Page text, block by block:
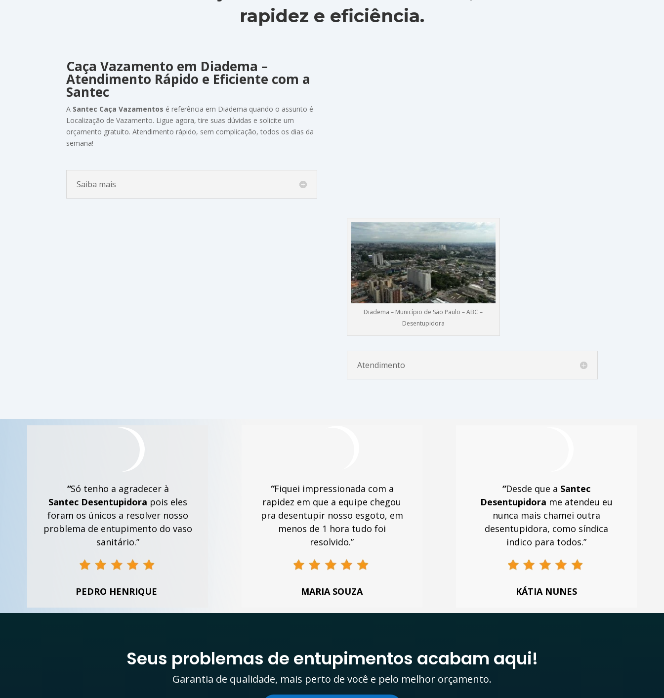
rapidez e eficiência.
Caça Vazamento em Diadema –
Atendimento Rápido e Eficiente com a
Santec
A Santec Caça Vazamentos éreferência em Diadema quando o assunto é
Localização de Vazamento. Ligue agora,tire suas dúvidas e soliciteum
orçamento gratuito.Atendimentorápido, sem complicação,todos os dias da
semana!
Saiba mais
Diadema – Município de São Paulo – ABC –
Desentupidora
Atendimento
“Só tenho a agradecer à
SantecDesentupidora pois eles
foram os únicos a resolver nosso
problema de entupimento do vaso
sanitário.”
PEDRO HENRIQUE
“Fiquei impressionada com a
rapidez em que a equipe chegou
pra desentupir nosso esgoto, em
menos de 1 hora tudo foi
resolvido.”
MARIA SOUZA
“Desde que a Santec
Desentupidora me atendeu eu
nunca mais chamei outra
desentupidora, como síndica
indico para todos.”
KÁTIA NUNES
Seus problemas de entupimentos acabam aqui!
Garantia de qualidade, mais perto de você e pelo melhor orçamento.